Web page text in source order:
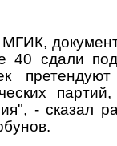
40 сдали
- сказал